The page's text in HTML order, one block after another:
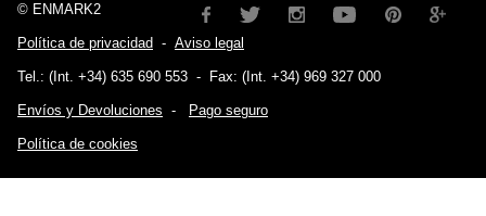
© ENMARK2
Política de privacidad - Aviso legal
Tel.: (Int. +34) 635 690 553 - Fax: (Int. +34) 969 327 000
Envíos y Devoluciones - Pago seguro
Política de cookies